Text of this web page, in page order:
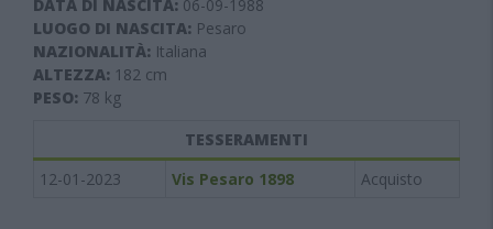
DATA DI NASCITA: 06-09-1988
LUOGO DI NASCITA: Pesaro
NAZIONALITÀ: Italiana
ALTEZZA: 182 cm
PESO: 78 kg
TESSERAMENTI
12-01-2023
Vis Pesaro 1898 Acquisto